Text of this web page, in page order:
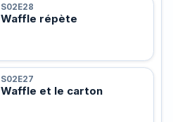
S02E28
Waffle répète
S02E27
Waffle et le carton